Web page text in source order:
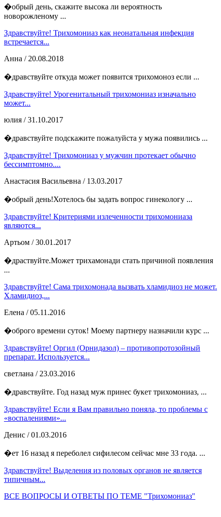
�обрый день, скажите высока ли вероятность
новорожленому ...
Здравствуйте! Трихомониаз как неонатальная инфекция
встречается...
Анна / 20.08.2018
�дравствуйте откуда может появится трихомоноз если ...
Здравствуйте! Урогенитальный трихомониаз изначально
может...
юлия / 31.10.2017
�дравствуйте подскажите пожалуйста у мужа появились ...
Здравствуйте! Трихомониаз у мужчин протекает обычно
бессимптомно....
Анастасия Васильевна / 13.03.2017
�обрый день!Хотелось бы задать вопрос гинекологу ...
Здравствуйте! Критериями излеченности трихомониаза
являются...
Артьом / 30.01.2017
�драствуйте.Может трихамонади стать причиной появления
...
Здравствуйте! Сама трихомонада вызвать хламидиоз не может.
Хламидиоз,...
Елена / 05.11.2016
�оброго времени суток! Моему партнеру назначили курс ...
Здравствуйте! Оргил (Орнидазол) – противопротозойный
препарат. Используется...
светлана / 23.03.2016
�дравствуйте. Год назад муж принес букет трихомониаз, ...
Здравствуйте! Если я Вам правильно поняла, то проблемы с
«воспалениями»...
Денис / 01.03.2016
�ет 16 назад я переболел сифилесом сейчас мне 33 года. ...
Здравствуйте! Выделения из половых органов не является
типичным...
ВСЕ ВОПРОСЫ И ОТВЕТЫ ПО ТЕМЕ "Трихомониаз"